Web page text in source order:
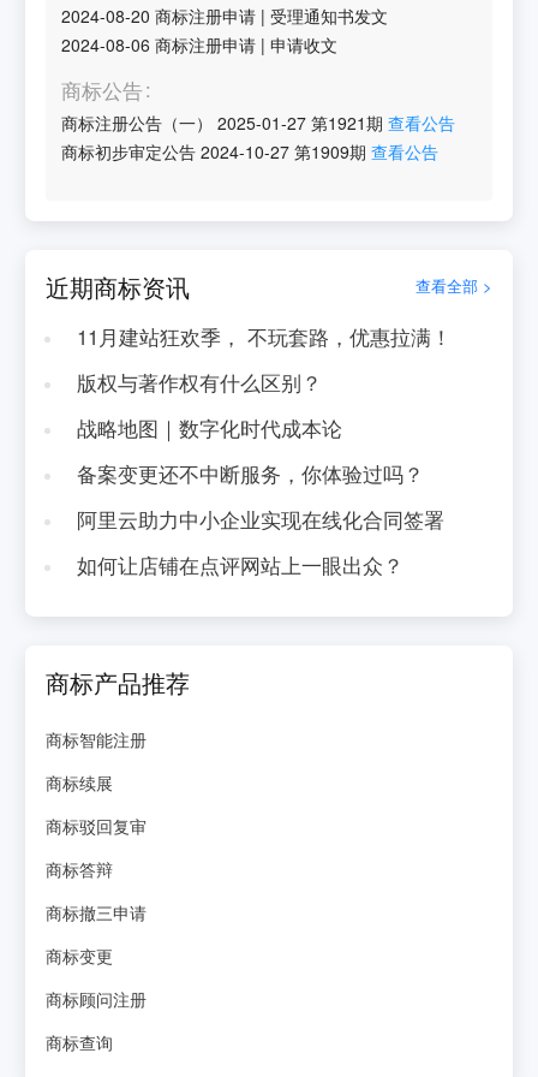
2024-08-20 商标注册申请 |受理通知书发文
2024-08-06 商标注册申请 |申请收文
商标公告
商标注册公告（一） 2025-01-27 第1921期 查看公告
商标初步审定公告 2024-10-27 第1909期 查看公告
近期商标资讯 查看全部 >
11月建站狂欢季， 不玩套路，优惠拉满！
版权与著作权有什么区别？
战略地图｜数字化时代成本论
备案变更还不中断服务，你体验过吗？
阿里云助力中小企业实现在线化合同签署
如何让店铺在点评网站上一眼出众？
商标产品推荐
商标智能注册
商标续展
商标驳回复审
商标答辩
商标撤三申请
商标变更
商标顾问注册
商标查询